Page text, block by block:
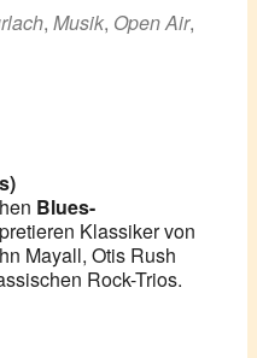
, Musik, Open Air,
Blues-
Klassiker von
Mayall, Otis Rush
Rock-Trios.